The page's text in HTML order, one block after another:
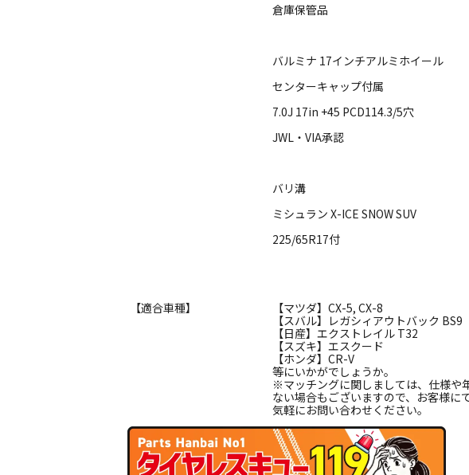
倉庫保管品
バルミナ 17インチアルミホイール
センターキャップ付属
7.0J 17in +45 PCD114.3/5穴
JWL・VIA承認
バリ溝
ミシュラン X-ICE SNOW SUV
225/65R17付
【適合車種】
【マツダ】CX-5, CX-8
【スバル】レガシィアウトバック BS9
【日産】エクストレイル T32
【スズキ】エスクード
【ホンダ】CR-V
等にいかがでしょうか。
※マッチングに関しましては、仕様や
ない場合もございますので、お客様
気軽にお問い合わせください。